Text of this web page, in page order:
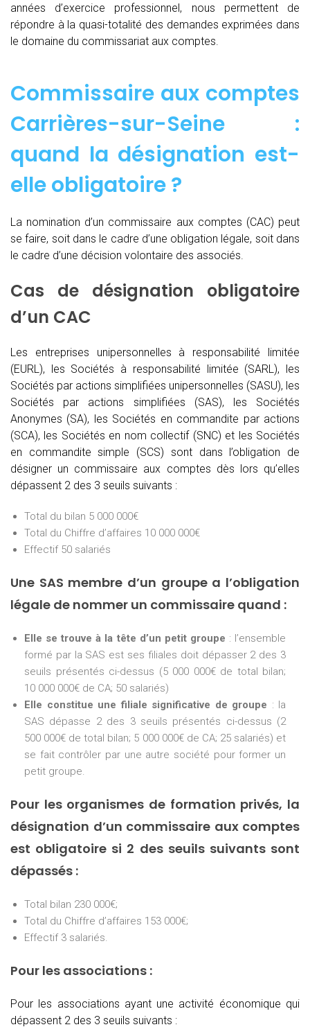
années d’exercice professionnel, nous permettent de
répondre à la quasi-totalité des demandes exprimées dans
le domaine du commissariat aux comptes.
Commissaire aux comptes
Carrières-sur-Seine :
quand la désignation est-
elle obligatoire ?
La nomination d’un commissaire aux comptes (CAC) peut
se faire, soit dans le cadre d’une obligation légale, soit dans
le cadre d’une décision volontaire des associés.
Cas de désignation obligatoire
d’un CAC
Les entreprises unipersonnelles à responsabilité limitée
(EURL), les Sociétés à responsabilité limitée (SARL), les
Sociétés par actions simplifiées unipersonnelles (SASU), les
Sociétés par actions simplifiées (SAS), les Sociétés
Anonymes (SA), les Sociétés en commandite par actions
(SCA), les Sociétés en nom collectif (SNC) et les Sociétés
en commandite simple (SCS) sont dans l’obligation de
désigner un commissaire aux comptes dès lors qu’elles
dépassent 2 des 3 seuils suivants :
Total du bilan 5 000 000€
Total du Chiffre d’affaires 10 000 000€
Effectif 50 salariés
Une SAS membre d’un groupe a l’obligation
légale de nommer un commissaire quand :
Elle se trouve à la tête d’un petit groupe : l’ensemble
formé par la SAS est ses filiales doit dépasser 2 des 3
seuils présentés ci-dessus (5 000 000€ de total bilan;
10 000 000€ de CA; 50 salariés)
Elle constitue une filiale significative de groupe : la
SAS dépasse 2 des 3 seuils présentés ci-dessus (2
500 000€ de total bilan; 5 000 000€ de CA; 25 salariés) et
se fait contrôler par une autre société pour former un
petit groupe.
Pour les organismes de formation privés, la
désignation d’un commissaire aux comptes
est obligatoire si 2 des seuils suivants sont
dépassés :
Total bilan 230 000€;
Total du Chiffre d’affaires 153 000€;
Effectif 3 salariés.
Pour les associations :
Pour les associations ayant une activité économique qui
dépassent 2 des 3 seuils suivants :